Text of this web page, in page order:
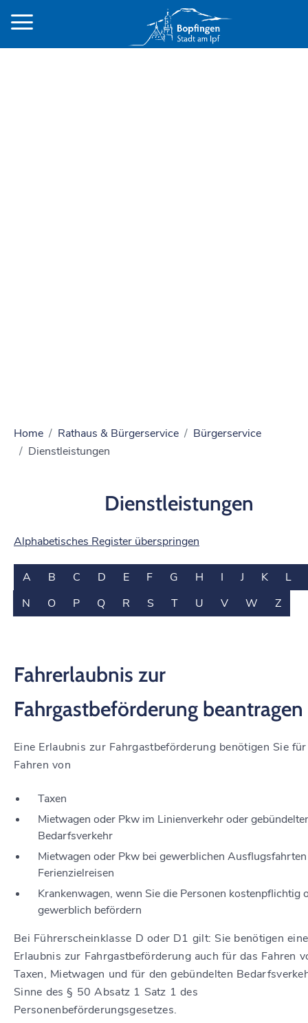
Home Rathaus & Bürgerservice
Bürgerservice
Dienstleistungen
Dienstleistungen
Alphabetisches Register überspringen
A B C D E F G H I J K
L
N
O P Q R S T U V W Z
Fahrerlaubnis zur
Fahrgastbeförderung beantragen
Eine Erlaubnis zur Fahrgastbeförderung benötigen Sie
Fahren von
Taxen
Mietwagen oder Pkw im Linienverkehr oder
Bedarfsverkehr
Mietwagen oder Pkw bei gewerblichen
Ferienzielreisen
Krankenwagen, wenn Sie die Personen kostenpflichtig
gewerblich befördern
Bei Führerscheinklasse D oder D1 gilt: Sie benötigen eine
Erlaubnis zur Fahrgastbeförderung auch für das Fahren
Taxen, Mietwagen und für den gebündelten
Sinne des § 50 Absatz 1 Satz 1 des
Personenbeförderungsgesetzes.